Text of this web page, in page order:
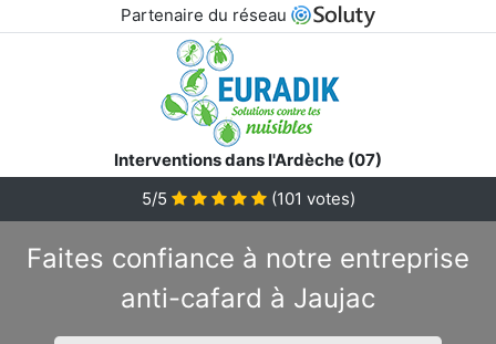
Partenaire du réseau
Interventions dans l'Ardèche (07)
5/5
(101 votes)
Faites confiance à notre entreprise
anti-cafard à Jaujac